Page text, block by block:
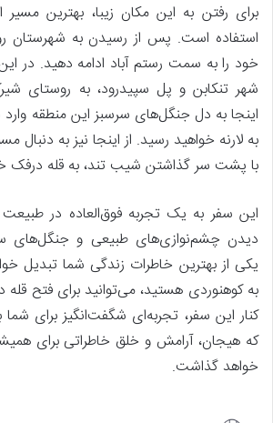
برای رفتن به این مکان زیبا، بهترین مسیر
استفاده است. پس از رسیدن به شهرستان
خود را به سمت رستم آباد ادامه دهید. در
شهر تنکابن و پل سپیدرود، به روستای
اینجا به دل جنگل‌های سرسبز این منطقه وارد
به لارنه خواهید رسید. از اینجا نیز به دنبال
با پشت سر گذاشتن شیب تند، به قله درفک
این سفر به یک تجربه فوق‌العاده در
دیدن چشم‌نوازی‌های طبیعی و جنگل‌های
یکی از بهترین خاطرات زندگی شما تبدیل
به کوهنوردی هستید، می‌توانید برای فتح
کنار این سفر، تجربه‌ای شگفت‌انگیز برای شما
که هیجان، آرامش و خلق خاطراتی برای
خواهد گذاشت.